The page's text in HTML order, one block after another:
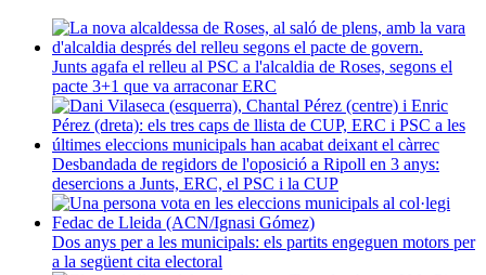
Junts agafa el relleu al PSC a l'alcaldia de Roses, segons el
pacte 3+1 que va arraconar ERC
Desbandada de regidors de l'oposició a Ripoll en 3 anys:
desercions a Junts, ERC, el PSC i la CUP
Dos anys per a les municipals: els partits engeguen motors per
a la següent cita electoral